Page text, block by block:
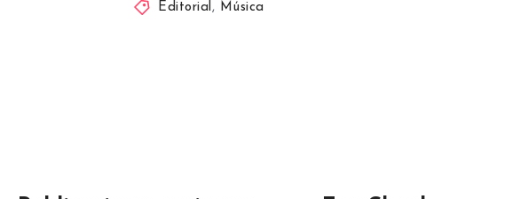
Editorial, Música